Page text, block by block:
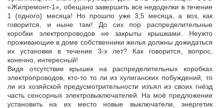
«Жилремонт-1», обещано завершить все недоделки в течение
1 (одного) месяца! Но прошло уже 3,5 месяца, а воз, как
говорится, и ныне там! До сих пор распределительные
коробки электропроводов не закрыты крышками. Неужто
проживающие в доме собственники жилья должны дожидаться
их установки в течение 3-х лет? Как говорится, вопрос,
конечно, интересный!
Видя отсутствие крышек на распределительных коробках
электропроводов, кто-то то ли из хулиганских побуждений, то
ли из хозяйской предусмотрительности изъял из своих гнёзд
часть сенсорных электровыключателей. На моё предложение
установить на их место новые выключатели, энергетик